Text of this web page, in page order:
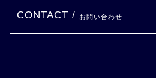
CONTACT / お問い合わせ